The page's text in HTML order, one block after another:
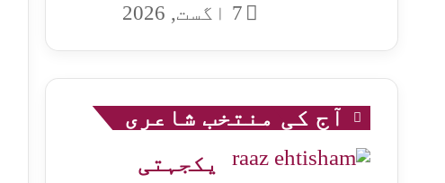
7 اگست, 2026
آج کی منتخب شاعری
یکجہتی